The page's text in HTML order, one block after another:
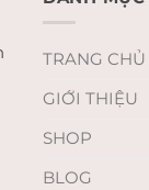
TRANG CHỦ
GIỚI THIỆU
SHOP
BLOG